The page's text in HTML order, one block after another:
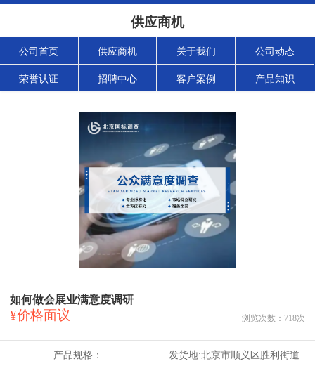
供应商机
公司首页 供应商机 关于我们 公司动态
荣誉认证 招聘中心 客户案例 产品知识
如何做会展业满意度调研
¥价格面议 浏览次数： 718次
产品规格： 发货地:北京市顺义区胜利街道